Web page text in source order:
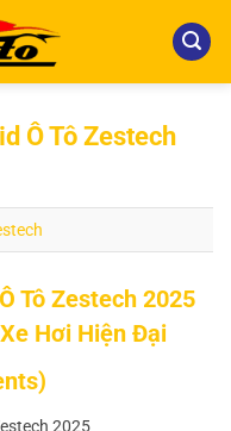
Ô Tô Zestech
Tô Zestech 2025
Hơi Hiện Đại